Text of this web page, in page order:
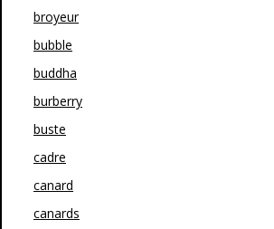
broyeur
bubble
buddha
burberry
buste
cadre
canard
canards